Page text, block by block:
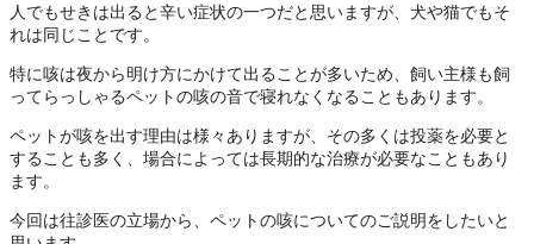
人でもせきは出ると辛い症状の一つだと思いますが、犬や猫でもそ
れは同じことです。
特に咳は夜から明け方にかけて出ることが多いため、飼い主様も飼
ってらっしゃるペットの咳の音で寝れなくなることもあります。
ペットが咳を出す理由は様々ありますが、その多くは投薬を必要と
することも多く、場合によっては長期的な治療が必要なこともあり
ます。
今回は往診医の立場から、ペットの咳についてのご説明をしたいと